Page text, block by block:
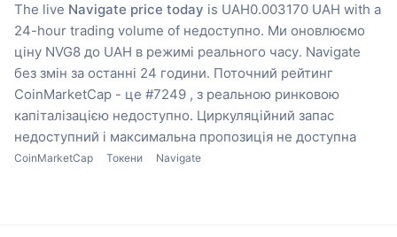
The live Navigate price today is UAH0.003170 UAH with a
24-hour trading volume of недоступно. Ми оновлюємо
ціну NVG8 до UAH в режимі реального часу. Navigate
без змін за останні 24 години. Поточний рейтинг
CoinMarketCap - це #7249 , з реальною ринковою
капіталізацією недоступно. Циркуляційний запас
недоступний і максимальна пропозиція не доступна
CoinMarketCap Токени Navigate